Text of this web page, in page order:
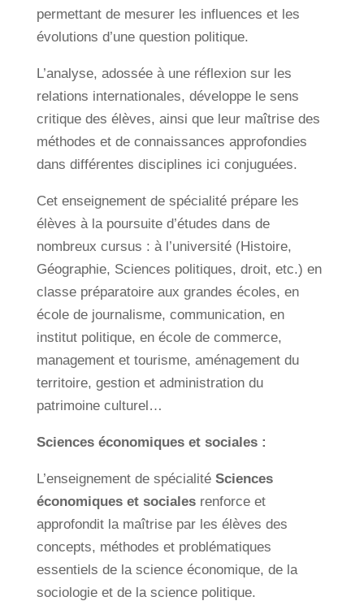
permettant de mesurer les influences et les
évolutions d’une question politique.
L’analyse, adossée à une réflexion sur les
relations internationales, développe le sens
critique des élèves, ainsi que leur maîtrise des
méthodes et de connaissances approfondies
dans différentes disciplines ici conjuguées.
Cet enseignement de spécialité prépare les
élèves à la poursuite d’études dans de
nombreux cursus : à l’université (Histoire,
Géographie, Sciences politiques, droit, etc.) en
classe préparatoire aux grandes écoles, en
école de journalisme, communication, en
institut politique, en école de commerce,
management et tourisme, aménagement du
territoire, gestion et administration du
patrimoine culturel…
Sciences économiques et sociales :
L’enseignement de spécialité Sciences
économiques et sociales renforce et
approfondit la maîtrise par les élèves des
concepts, méthodes et problématiques
essentiels de la science économique, de la
sociologie et de la science politique.